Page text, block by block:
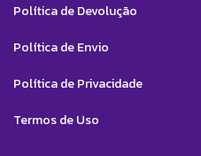
Política de Devolução
Política de Envio
Política de Privacidade
Termos de Uso